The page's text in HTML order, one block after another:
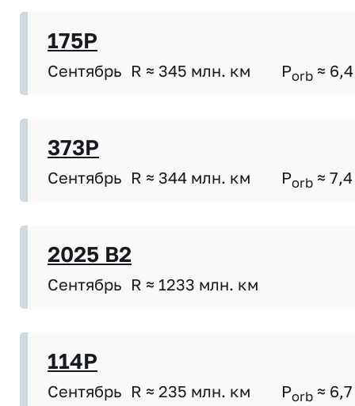
175P
Сентябрь R ≈ 345 млн. км Porb ≈ 6,4
373P
Сентябрь R ≈ 344 млн. км Porb ≈ 7,4
2025 B2
Сентябрь R ≈ 1233 млн. км
114P
Сентябрь R ≈ 235 млн. км Porb ≈ 6,7